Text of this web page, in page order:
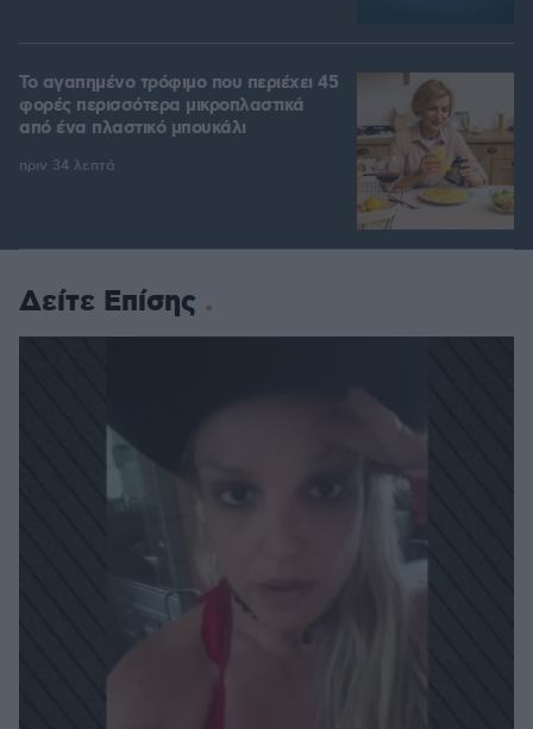
Το αγαπημένο τρόφιμο που περιέχει 45
φορές περισσότερα μικροπλαστικά
από ένα πλαστικό μπουκάλι
πριν 34 λεπτά
Δείτε Επίσης